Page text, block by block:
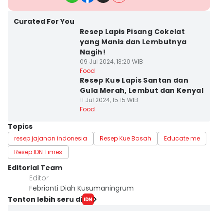
Curated For You
Resep Lapis Pisang Cokelat
yang Manis dan Lembutnya
Nagih!
09 Jul 2024, 13:20 WIB
Food
Resep Kue Lapis Santan dan
Gula Merah, Lembut dan Kenyal
11 Jul 2024, 15:15 WIB
Food
Topics
resep jajanan indonesia Resep Kue Basah
Educate me
Resep IDN Times
Editorial Team
Editor
Febrianti Diah Kusumaningrum
Tonton lebih seru di